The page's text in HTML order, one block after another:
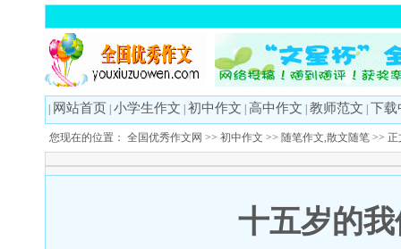
网站首页 小学生作文 初中作文 高中作文 教师范文 下载
您现在的位置： 全国优秀作文网 >> 初中作文 >> 随笔作文,散文随笔 >>
十五岁的